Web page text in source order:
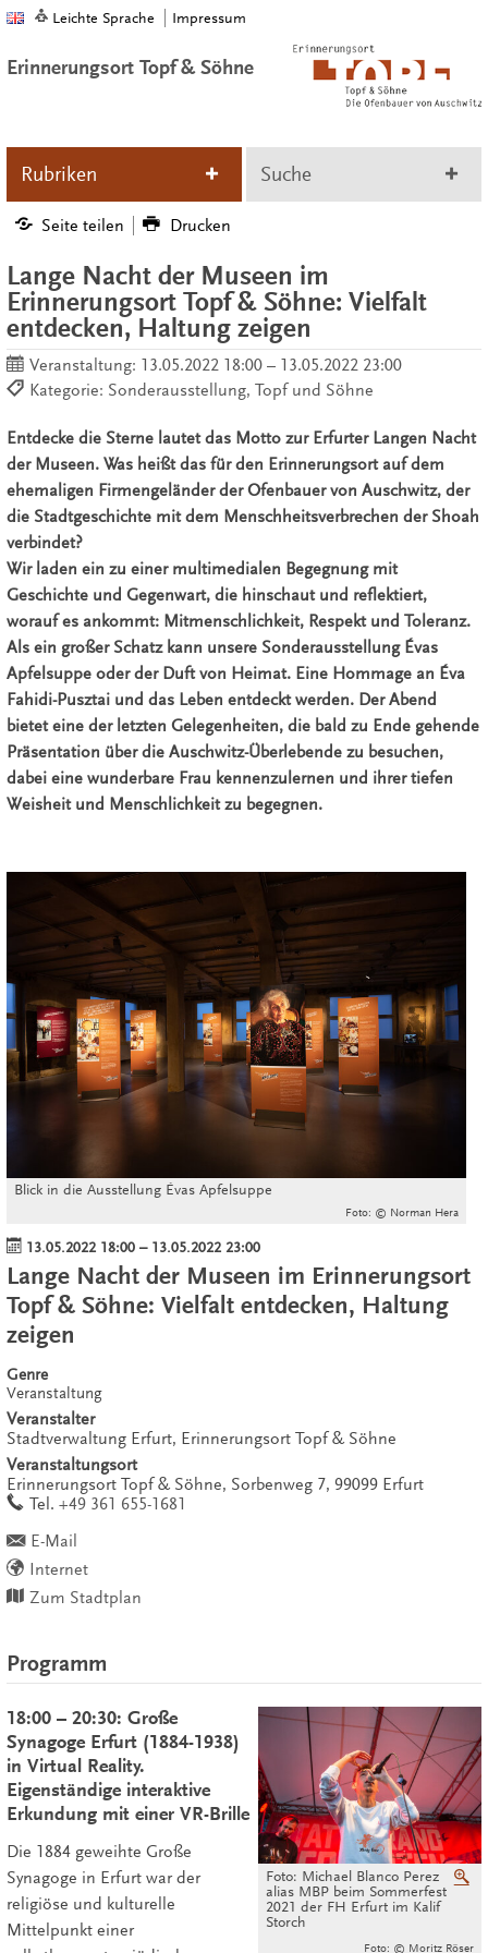
Leichte Sprache Impressum
Erinnerungsort Topf & Söhne
Rubriken Suche
Seite teilen Drucken
Lange Nacht der Museen im
Erinnerungsort Topf & Söhne: Vielfalt
entdecken, Haltung zeigen
Veranstaltung: 13.05.2022 18:00 – 13.05.2022 23:00
Kategorie: Sonderausstellung, Topf und Söhne
Entdecke die Sterne lautet das Motto zur Erfurter Langen Nacht
der Museen. Was heißt das für den Erinnerungsort auf dem
ehemaligen Firmengeländer der Ofenbauer von Auschwitz, der
die Stadtgeschichte mit dem Menschheitsverbrechen der Shoah
verbindet?
Wir laden ein zu einer multimedialen Begegnung mit
Geschichte und Gegenwart, die hinschaut und reflektiert,
worauf es ankommt: Mitmenschlichkeit, Respekt und Toleranz.
Als ein großer Schatz kann unsere Sonderausstellung Évas
Apfelsuppe oder der Duft von Heimat. Eine Hommage an Éva
Fahidi-Pusztai und das Leben entdeckt werden. Der Abend
bietet eine der letzten Gelegenheiten, die bald zu Ende gehende
Präsentation über die Auschwitz-Überlebende zu besuchen,
dabei eine wunderbare Frau kennenzulernen und ihrer tiefen
Weisheit und Menschlichkeit zu begegnen.
Blick in die Ausstellung Évas Apfelsuppe
Foto: © Norman Hera
13.05.2022 18:00 – 13.05.2022 23:00
Lange Nacht der Museen im Erinnerungsort
Topf & Söhne: Vielfalt entdecken, Haltung
zeigen
Genre
Veranstaltung
Veranstalter
Stadtverwaltung Erfurt, Erinnerungsort Topf & Söhne
Veranstaltungsort
Erinnerungsort Topf & Söhne, Sorbenweg 7, 99099 Erfurt
work
Tel. +49 361 655-1681
E-Mail
Internet
Zum Stadtplan
Programm
Foto: Michael Blanco Perez
alias MBP beim Sommerfest
2021 der FH Erfurt im Kalif
Storch
Foto: © Moritz Röser
18:00 – 20:30: Große
Synagoge Erfurt (1884-1938)
in Virtual Reality.
Eigenständige interaktive
Erkundung mit einer VR-Brille
Die 1884 geweihte Große
Synagoge in Erfurt war der
religiöse und kulturelle
Mittelpunkt einer